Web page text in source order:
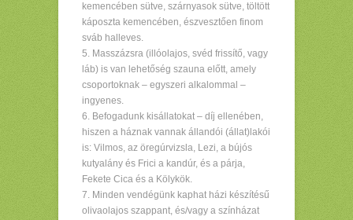
kemencében sütve, szárnyasok sütve, töltött
káposzta kemencében, észvesztően finom
sváb halleves.
Masszázsra (illóolajos, svéd frissítő, vagy
láb) is van lehetőség szauna előtt, amely
csoportoknak – egyszeri alkalommal –
ingyenes.
Befogadunk kisállatokat – díj ellenében,
hiszen a háznak vannak állandói (állat)lakói
is: Vilmos, az öregúrvizsla, Lezi, a bújós
kutyalány és Frici a kandúr, és a párja,
Fekete Cica és a Kölykök.
Minden vendégünk kaphat házi készítésű
olivaolajos szappant, és/vagy a színházat